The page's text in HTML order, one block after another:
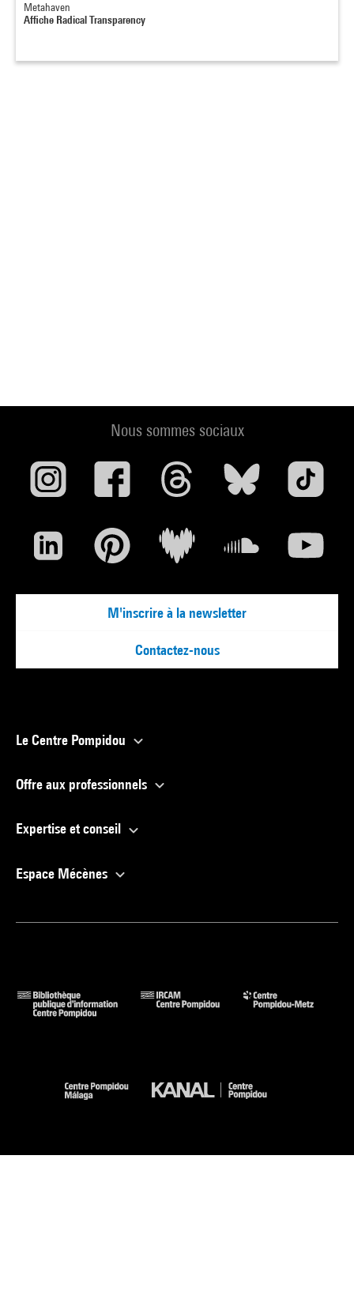
Metahaven
Affiche Radical Transparency
Nous sommes sociaux
M'inscrire à la newsletter
Contactez-nous
Le Centre Pompidou
Offre aux professionnels
Expertise et conseil
Espace Mécènes